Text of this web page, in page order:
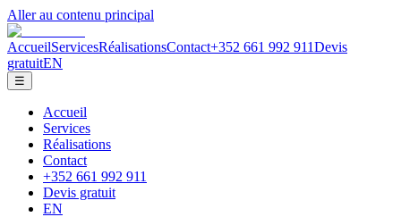
Aller au contenu principal
AccueilServicesRéalisationsContact+352 661 992 911Devis
gratuitEN
☰
Accueil
Services
Réalisations
Contact
+352 661 992 911
Devis gratuit
EN